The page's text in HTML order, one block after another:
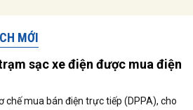
MỚI
sạc xe điện được mua điện
chế mua bán điện trực tiếp (DPPA), cho